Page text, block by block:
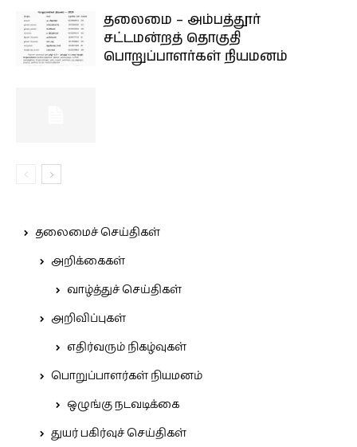
தலைமை – அம்பத்தூர்
சட்டமன்றத் தொகுதி
பொறுப்பாளர்கள் நியமனம்
தலைமைச் செய்திகள்
அறிக்கைகள்
வாழ்த்துச் செய்திகள்
அறிவிப்புகள்
எதிர்வரும் நிகழ்வுகள்
பொறுப்பாளர்கள் நியமனம்
ஒழுங்கு நடவடிக்கை
துயர் பகிர்வுச் செய்திகள்